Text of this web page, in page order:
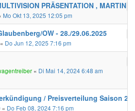
PRÄSENTATION , MARTIN
Mo Okt 13, 2025 12:05 pm
OW - 28./29.06.2025
« Do Jun 12, 2025 7:16 pm
« Di Mai 14, 2024 6:48 am
/ Preisverteilung Saison
« Do Feb 08, 2024 7:16 pm